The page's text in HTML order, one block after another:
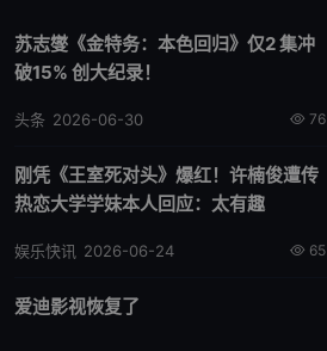
苏志燮《金特务：本色回归》仅2 集冲
破15% 创大纪录！
76
头条 2026-06-30
刚凭《王室死对头》爆红！许楠俊遭传
热恋大学学妹本人回应：太有趣
65
娱乐快讯 2026-06-24
爱迪影视恢复了